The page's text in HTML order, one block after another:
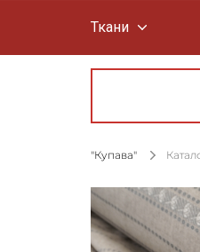
Ткани
"Купава"